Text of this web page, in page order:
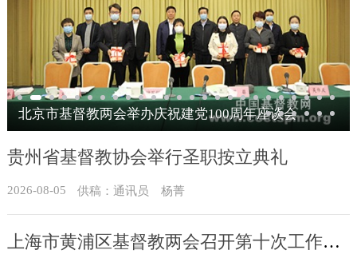
北京市基督教两会举办庆祝建党100周年座谈会
贵州省基督教协会举行圣职按立典礼
2026-08-05 供稿：通讯员 杨菁
上海市黄浦区基督教两会召开第十次工作会议暨沐恩堂管理机构七月份联席会议